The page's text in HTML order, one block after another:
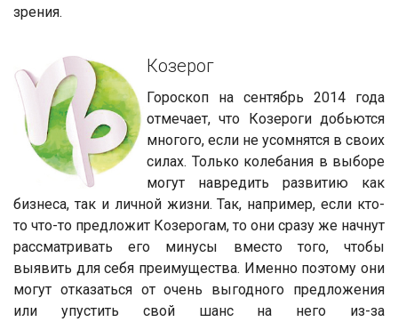
зрения.
Козерог
Гороскоп на сентябрь 2014 года
отмечает, что Козероги добьются
многого, если не усомнятся в своих
силах. Только колебания в выборе
могут навредить развитию как
бизнеса, так и личной жизни. Так, например, если кто-
то что-то предложит Козерогам, то они сразу же начнут
рассматривать его минусы вместо того, чтобы
выявить для себя преимущества. Именно поэтому они
могут отказаться от очень выгодного предложения
или упустить свой шанс на него из-за